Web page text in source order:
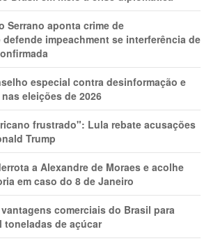
Serrano aponta crime de
impeachment se interferência de
especial contra desinformação e
eleições de 2026
frustrado": Lula rebate acusações
Trump
a Alexandre de Moraes e acolhe
em caso do 8 de Janeiro
vantagens comerciais do Brasil para
toneladas de açúcar